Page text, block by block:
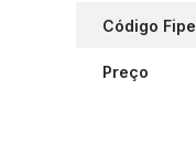
Código Fipe
Preço